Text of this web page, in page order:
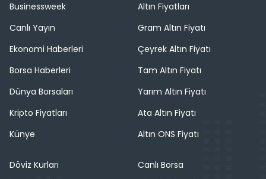
Businessweek
Canlı Yayın
Ekonomi Haberleri
Borsa Haberleri
Dünya Borsaları
Kripto Fiyatları
Künye
Altın Fiyatları
Gram Altın Fiyatı
Çeyrek Altın Fiyatı
Tam Altın Fiyatı
Yarım Altın Fiyatı
Ata Altın Fiyatı
Altın ONS Fiyatı
Döviz Kurları
Canlı Borsa